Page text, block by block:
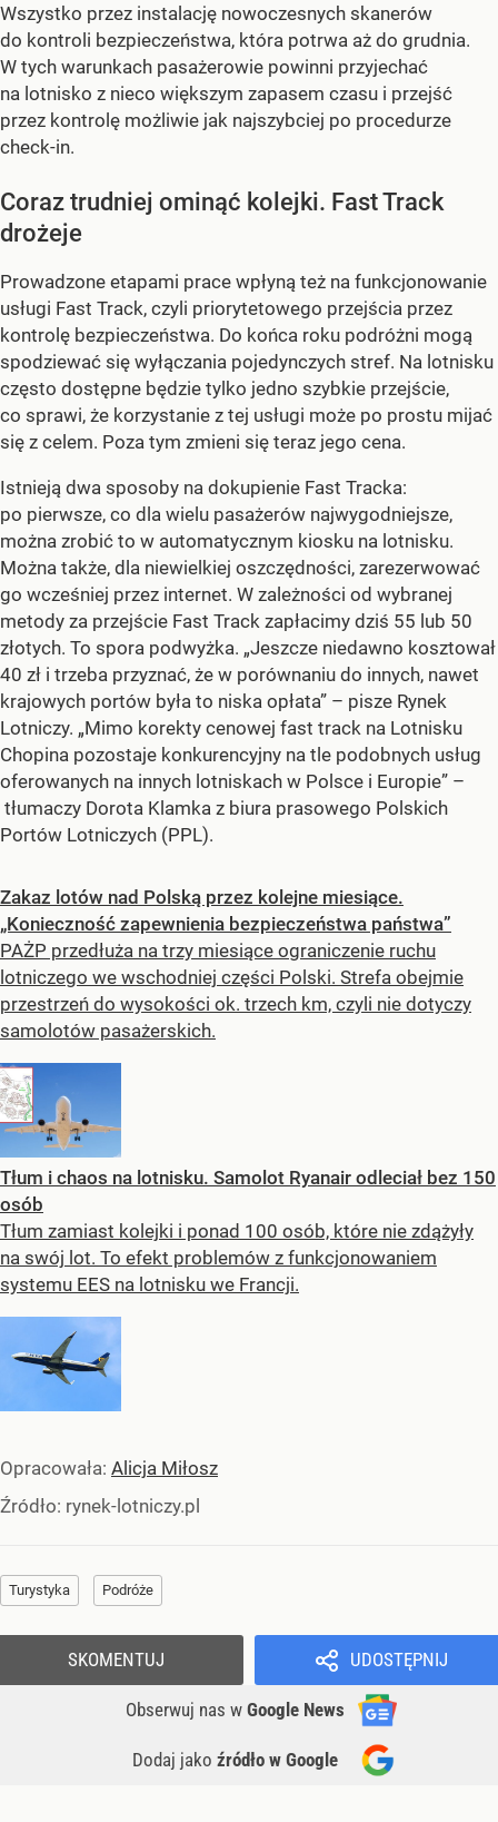
Wszystko przez instalację nowoczesnych skanerów
do kontroli bezpieczeństwa, która potrwa aż do grudnia.
W tych warunkach pasażerowie powinni przyjechać
na lotnisko z nieco większym zapasem czasu i przejść
przez kontrolę możliwie jak najszybciej po procedurze
check-in.
Coraz trudniej ominąć kolejki. Fast Track
drożeje
Prowadzone etapami prace wpłyną też na funkcjonowanie
usługi Fast Track, czyli priorytetowego przejścia przez
kontrolę bezpieczeństwa. Do końca roku podróżni mogą
spodziewać się wyłączania pojedynczych stref. Na lotnisku
często dostępne będzie tylko jedno szybkie przejście,
co sprawi, że korzystanie z tej usługi może po prostu mijać
się z celem. Poza tym zmieni się teraz jego cena.
Istnieją dwa sposoby na dokupienie Fast Tracka:
po pierwsze, co dla wielu pasażerów najwygodniejsze,
można zrobić to w automatycznym kiosku na lotnisku.
Można także, dla niewielkiej oszczędności, zarezerwować
go wcześniej przez internet. W zależności od wybranej
metody za przejście Fast Track zapłacimy dziś 55 lub 50
złotych. To spora podwyżka. „Jeszcze niedawno kosztował
40 zł i trzeba przyznać, że w porównaniu do innych, nawet
krajowych portów była to niska opłata” – pisze Rynek
Lotniczy. „Mimo korekty cenowej fast track na Lotnisku
Chopina pozostaje konkurencyjny na tle podobnych usług
oferowanych na innych lotniskach w Polsce i Europie” –
tłumaczy Dorota Klamka z biura prasowego Polskich
Portów Lotniczych (PPL).
Zakaz lotów nad Polską przez kolejne miesiące.
„Konieczność zapewnienia bezpieczeństwa państwa”
PAŻP przedłuża na trzy miesiące ograniczenie ruchu
lotniczego we wschodniej części Polski. Strefa obejmie
przestrzeń do wysokości ok. trzech km, czyli nie dotyczy
samolotów pasażerskich.
Tłum i chaos na lotnisku. Samolot Ryanair odleciał bez 150
osób
Tłum zamiast kolejki i ponad 100 osób, które nie zdążyły
na swój lot. To efekt problemów z funkcjonowaniem
systemu EES na lotnisku we Francji.
Opracowała: Alicja Miłosz
Źródło: rynek-lotniczy.pl
Turystyka Podróże
UDOSTĘPNIJ
Obserwuj nas w Google News
Dodaj jako źródło w Google
SKOMENTUJ